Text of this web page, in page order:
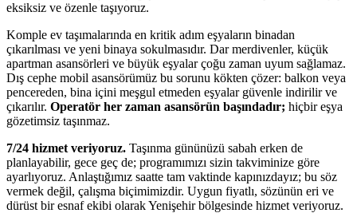
eksiksiz ve özenle taşıyoruz.
Komple ev taşımalarında en kritik adım eşyaların binadan
çıkarılması ve yeni binaya sokulmasıdır. Dar merdivenler, küçük
apartman asansörleri ve büyük eşyalar çoğu zaman uyum sağlamaz.
Dış cephe mobil asansörümüz bu sorunu kökten çözer: balkon veya
pencereden, bina içini meşgul etmeden eşyalar güvenle indirilir ve
çıkarılır. Operatör her zaman asansörün başındadır; hiçbir eşya
gözetimsiz taşınmaz.
7/24 hizmet veriyoruz. Taşınma gününüzü sabah erken de
planlayabilir, gece geç de; programımızı sizin takviminize göre
ayarlıyoruz. Anlaştığımız saatte tam vaktinde kapınızdayız; bu söz
vermek değil, çalışma biçimimizdir. Uygun fiyatlı, sözünün eri ve
dürüst bir esnaf ekibi olarak Yenişehir bölgesinde hizmet veriyoruz.